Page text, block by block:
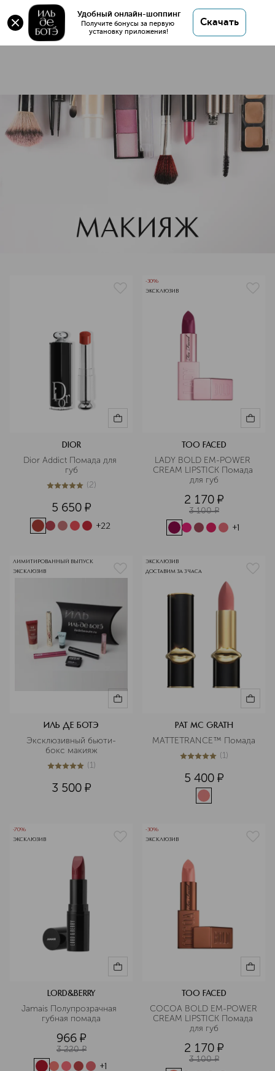
Удобный онлайн-шоппинг
Получите бонусы за первую
установку приложения!
Скачать
Помада
158 товаров
Губные помады
DIOR
Dior Addict Помада для
губ
5из 52 (2)
5 650 ¤
+22
-30%
ЭКСКЛЮЗИВ
TOO FACED
LADY BOLD EM-POWER
CREAM LIPSTICK Помада
для губ
2 170 ¤
3 100 ¤
+1
ЛИМИТИРОВАННЫЙ ВЫПУСК
ЭКСКЛЮЗИВ
ИЛЬ ДЕ БОТЭ
Эксклюзивный бьюти-
бокс макияж
5из 51 (1)
3 500 ¤
ЭКСКЛЮЗИВ
ДОСТАВИМ ЗА 3 ЧАСА
PAT MC GRATH
MATTETRANCE™ Помада
5из 51 (1)
5 400 ¤
-70%
ЭКСКЛЮЗИВ
LORD&BERRY
Jamais Полупрозрачная
губная помада
966 ¤
3 220 ¤
+1
-30%
ЭКСКЛЮЗИВ
TOO FACED
COCOA BOLD EM-POWER
CREAM LIPSTICK Помада
для губ
2 170 ¤
3 100 ¤